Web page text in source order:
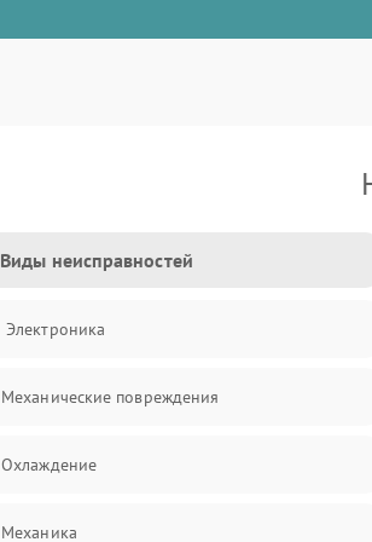
Виды неисправностей
Электроника
Механические повреждения
Охлаждение
Механика